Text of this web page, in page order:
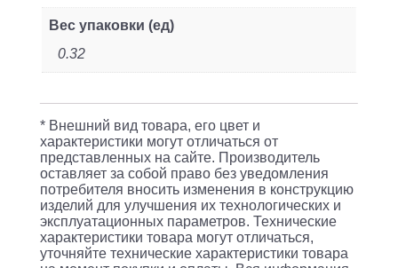
Вес упаковки (ед)
0.32
* Внешний вид товара, его цвет и
характеристики могут отличаться от
представленных на сайте. Производитель
оставляет за собой право без уведомления
потребителя вносить изменения в конструкцию
изделий для улучшения их технологических и
эксплуатационных параметров. Технические
характеристики товара могут отличаться,
уточняйте технические характеристики товара